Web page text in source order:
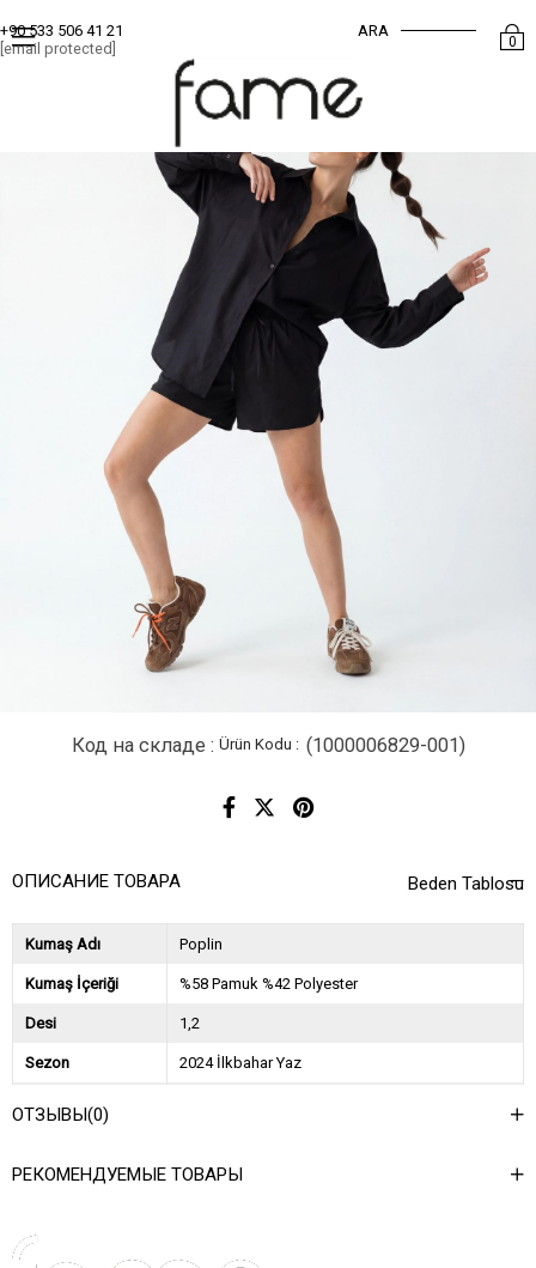
+90 533 506 41 21
[email protected]
0
ARA
Код на складе (1000006829-001)
Beden Tablosu
ОПИСАНИЕ ТОВАРА
Kumaş Adı Poplin
Kumaş İçeriği %58 Pamuk %42 Polyester
Desi 1,2
Sezon 2024 İlkbahar Yaz
ОТЗЫВЫ(0)
РЕКОМЕНДУЕМЫЕ ТОВАРЫ